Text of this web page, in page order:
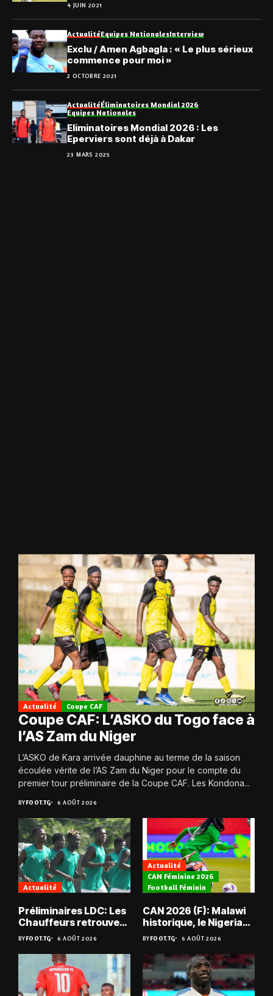
4 JUIN 2021
ActualitéEquipes NationalesInterview
Exclu / Amen Agbagla : « Le plus sérieux
commence pour moi »
2 OCTOBRE 2021
ActualitéÉliminatoires Mondial 2026
Equipes Nationales
Eliminatoires Mondial 2026 : Les
Eperviers sont déjà à Dakar
23 MARS 2025
Actualité Coupe CAF
Coupe CAF: L’ASKO du Togo face à
l’AS Zam du Niger
L’ASKO de Kara arrivée dauphine au terme de la saison
écoulée vérite de l’AS Zam du Niger pour le compte du
premier tour préliminaire de la Coupe CAF. Les Kondona...
BYFOOT.TG 6 AOÛT 2026
Actualité
Préliminaires LDC: Les
Chauffeurs retrouvent
les Mimos
BYFOOT.TG 6 AOÛT 2026
Actualité
CAN Féminine 2026
Football Féminin
CAN 2026 (F): Malawi
historique, le Nigeria
sauvé, la Zambie
éliminée
BYFOOT.TG 6 AOÛT 2026